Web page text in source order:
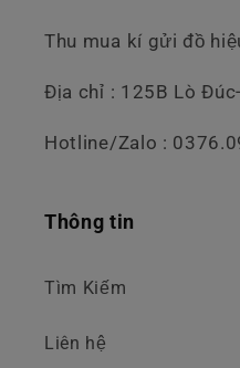
Thu mua kí gửi đồ
Địa chỉ : 125B Lò
Hotline/Zalo :
Thông tin
Tìm Kiếm
Liên hệ